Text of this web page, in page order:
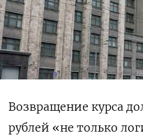
Возвращение курса
рублей «не только